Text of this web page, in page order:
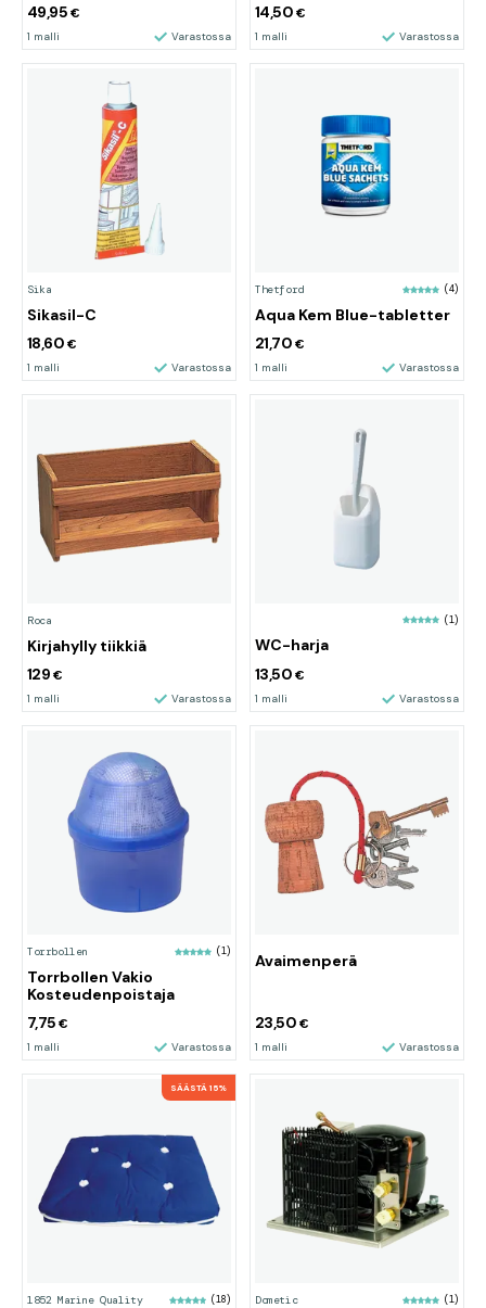
49,95 €
1 malli Varastossa
14,50 €
1 malli Varastossa
Sika
Sikasil-C
18,60 €
1 malli Varastossa
Thetford (4)
Aqua Kem Blue-tabletter
21,70 €
1 malli Varastossa
Roca
Kirjahylly tiikkiä
129 €
1 malli Varastossa
(1)
WC-harja
13,50 €
1 malli Varastossa
Torrbollen (1)
Torrbollen Vakio
Kosteudenpoistaja
7,75€
1 malli Varastossa
Avaimenperä
23,50 €
1 malli Varastossa
SÄÄSTÄ 15%
1852 Marine Quality (18) Dometic (1)